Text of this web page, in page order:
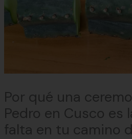
Por qué una
Pedro en Cusco es
falta en tu camino